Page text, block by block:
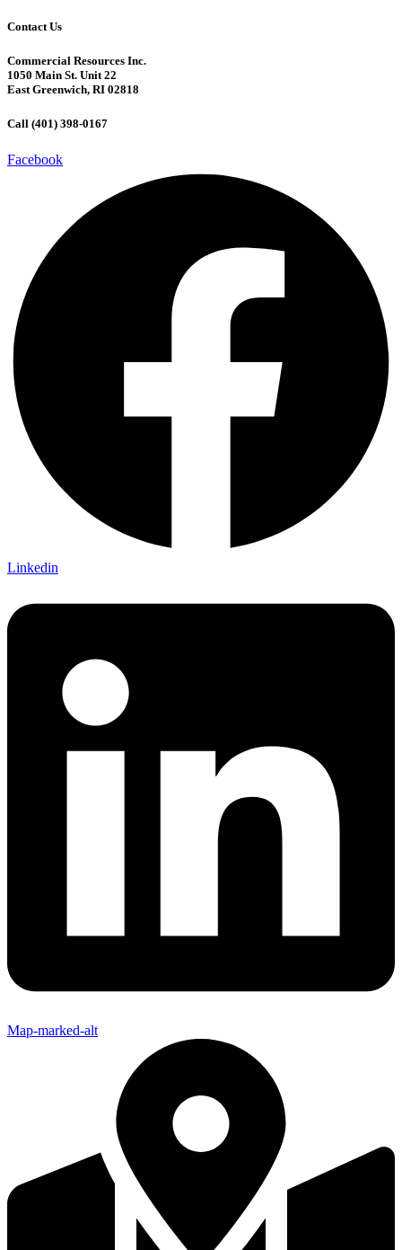
Contact Us
Commercial Resources Inc.
1050 Main St. Unit 22
East Greenwich, RI 02818
Call (401) 398-0167
Facebook
Linkedin
Map-marked-alt